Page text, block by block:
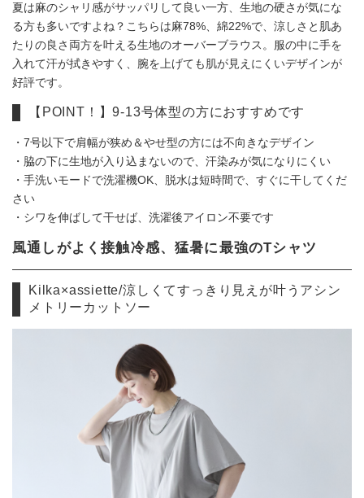
夏は麻のシャリ感がサッパリして良い一方、生地の硬さが気にな
る方も多いですよね？こちらは麻78%、綿22%で、涼しさと肌あ
たりの良さ両方を叶える生地のオーバーブラウス。服の中に手を
入れて汗が拭きやすく、腕を上げても肌が見えにくいデザインが
好評です。
【POINT！】9-13号体型の方におすすめです
・7号以下で肩幅が狭め＆やせ型の方には不向きなデザイン
・脇の下に生地が入り込まないので、汗染みが気になりにくい
・手洗いモードで洗濯機OK、脱水は短時間で、すぐに干してくだ
さい
・シワを伸ばして干せば、洗濯後アイロン不要です
風通しがよく接触冷感、猛暑に最強のTシャツ
Kilka×assiette/涼しくてすっきり見えが叶うアシン
メトリーカットソー